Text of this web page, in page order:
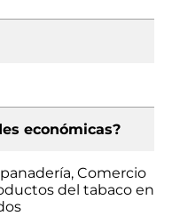
económicas?
Comercio
del tabaco en